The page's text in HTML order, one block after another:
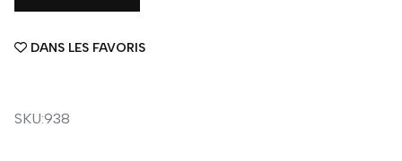
DANS LES FAVORIS
SKU:938